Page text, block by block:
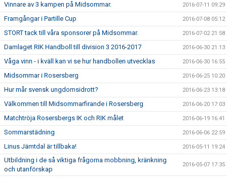
Vinnare av 3 kampen på Midsommar. 2016-07-11 09:29
Framgångar i Partille Cup 2016-07-08 05:12
STORT tack till våra sponsorer på Midsommar. 2016-07-02 21:58
Damlaget RIK Handboll till division 3 2016-2017 2016-06-30 21:13
Våga vinn - i kväll kan vi se hur handbollen utvecklas 2016-06-30 16:55
Midsommar i Rosersberg 2016-06-25 10:20
Hur mår svensk ungdomsidrott? 2016-06-23 13:18
Välkommen till Midsommarfirande i Rosersberg 2016-06-20 17:03
Matchtröja Rosersbergs IK och RIK målet 2016-06-19 16:41
Sommarstädning 2016-06-06 22:59
Linus Jämtdal är tillbaka! 2016-05-11 19:24
Utbildning i de så viktiga frågorna mobbning, kränkning
och utanförskap
2016-05-07 17:35